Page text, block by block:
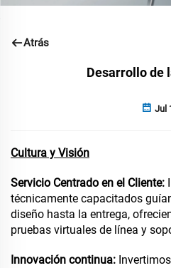
Atrás
Desarrollo de
Jul
Cultura y Visión
Servicio Centrado en el Cliente:
técnicamente capacitados
diseño hasta la entrega,
pruebas virtuales de línea y
Innovación continua: